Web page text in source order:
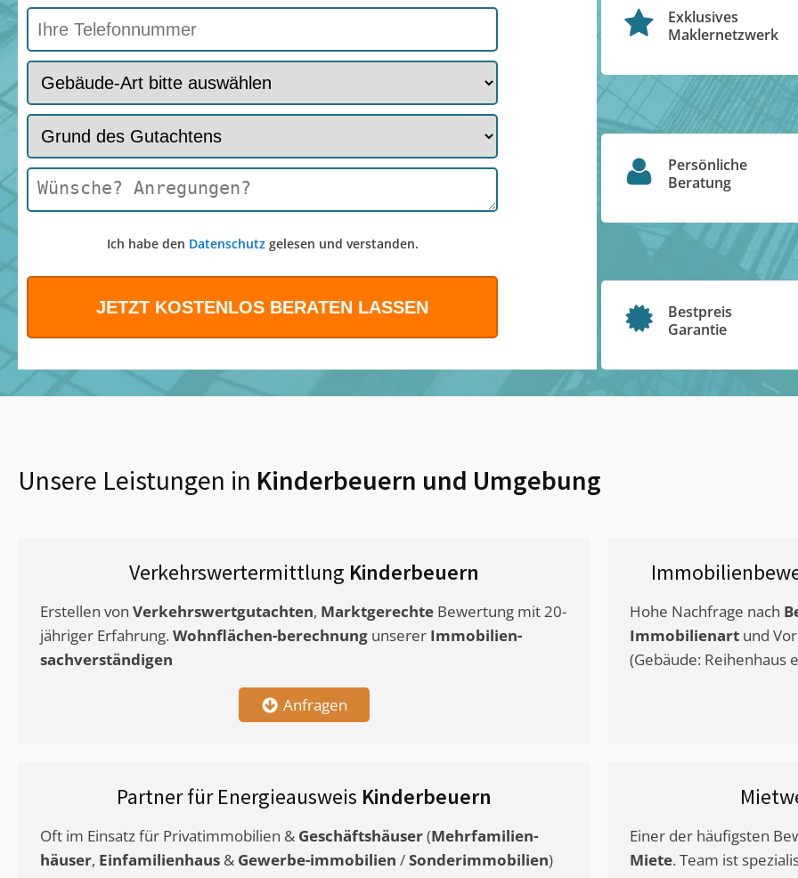
Ich habe den Datenschutzgelesen und verstanden.
Exklusives
Maklernetzwerk
Persönliche
Beratung
Bestpreis
Garantie
Unsere Leistungen in Kinderbeuern und Umgebung
Verkehrswertermittlung Kinderbeuern
Erstellen von Verkehrswertgutachten, Marktgerechte Bewertung mit 20-
jähriger Erfahrung. Wohnflächen-berechnung unserer Immobilien-
sachverständigen
Anfragen
Hohe Nachfrage nach
Immobilienart und
(Gebäude: Reihenhaus
Partner für Energieausweis Kinderbeuern
Oft im Einsatz für Privatimmobilien & Geschäftshäuser(Mehrfamilien-
häuser, Einfamilienhaus & Gewerbe-immobilien /Sonderimmobilien)
Einer der häufigsten
Miete. Team ist